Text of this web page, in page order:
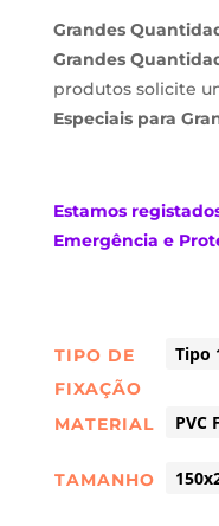
Grandes
Grandes
produtos solicite
Especiais para
Estamos
Emergência e
TIPO DE
FIXAÇÃO
MATERIAL
TAMANHO